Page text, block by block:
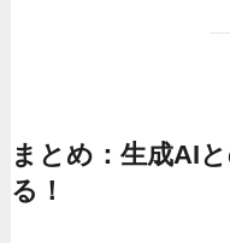
まとめ：生成AI
る！